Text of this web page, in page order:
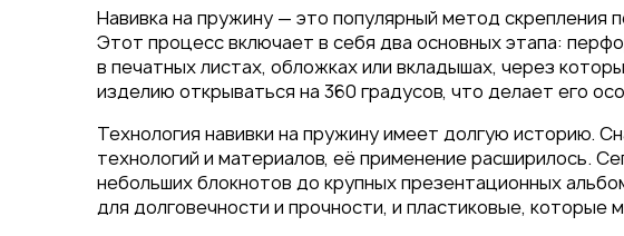
Каталоги
Листовки
Книги
Папки
Календари
Упаковка
Блокноты с логотипом
Пакеты
Навивка на пружину — это популярный метод скрепления
Этот процесс включает в себя два основных этапа:
в печатных листах, обложках или вкладышах, через
изделию открываться на 360 градусов, что делает его
Технология навивки на пружину имеет долгую историю.
технологий и материалов, её применение расширилось.
небольших блокнотов до крупных презентационных
для долговечности и прочности, и пластиковые,